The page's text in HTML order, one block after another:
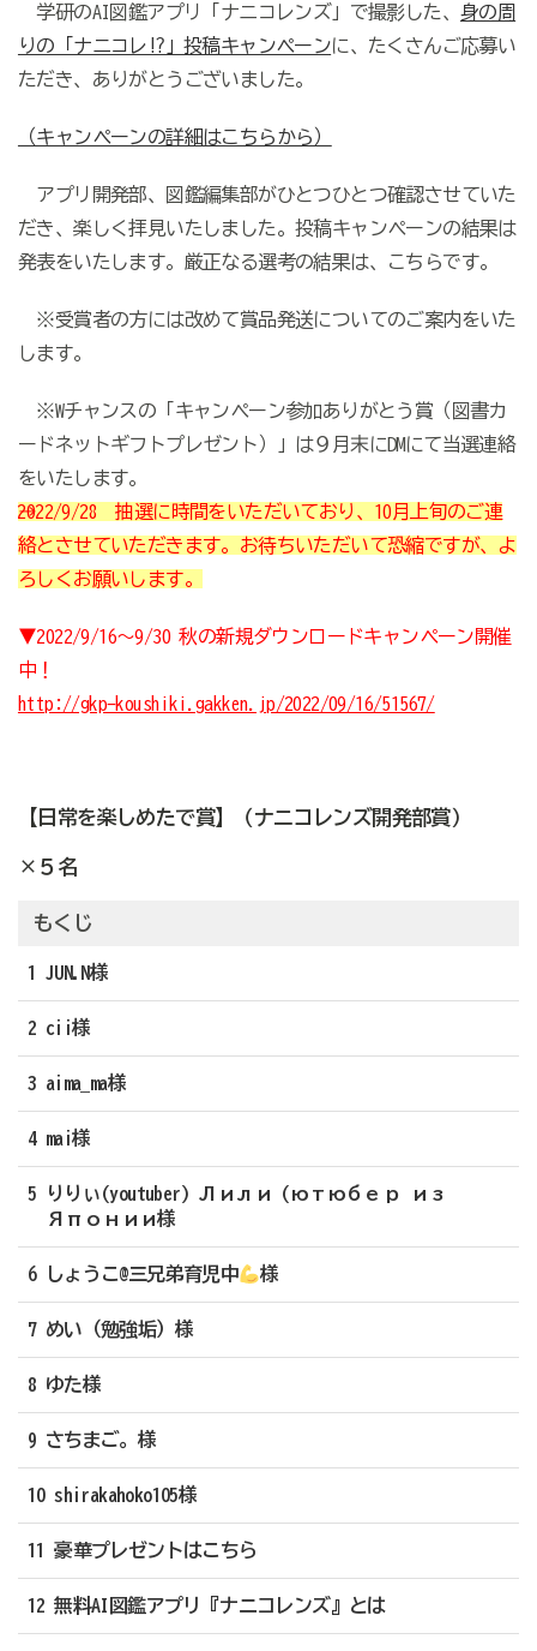
学研のAI図鑑アプリ「ナニコレンズ」で撮影した、 身の周
りの「ナニコレ!?」投稿キャンペーンに、たくさんご応募い
ただき、ありがとうございました。
（キャンペーンの詳細はこちらから）
アプリ開発部、図鑑編集部がひとつひとつ確認させていた
だき、楽しく拝見いたしました。投稿キャンペーンの結果は
発表をいたします。厳正なる選考の結果は、こちらです。
※受賞者の方には改めて賞品発送についてのご案内をいた
します。
※Wチャンスの「キャンペーン参加ありがとう賞（図書カ
ードネットギフトプレゼント）」は９月末にDMにて当選連絡
をいたします。
→2022/9/28 抽選に時間をいただいており、10月上旬のご連
絡とさせていただきます。お待ちいただいて恐縮ですが、よ
ろしくお願いします。
▼2022/9/16～9/30 秋の新規ダウンロードキャンペーン開催
中！
http://gkp-koushiki.gakken.jp/2022/09/16/51567/
【日常を楽しめたで賞】（ナニコレンズ開発部賞）
×５名
もくじ
1 JUN.N様
2 cii様
3 aima_ma様
4 mai様
5 りりぃ(youtuber) Лили (ютюбер из
Японии様
6 しょうこ@三兄弟育児中 様
7 めい（勉強垢）様
8 ゆた様
9 さちまご。様
10 shirakahoko105様
11 豪華プレゼントはこちら
12 無料AI図鑑アプリ『ナニコレンズ』とは